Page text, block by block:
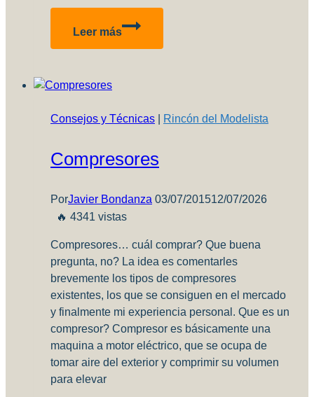
Compartir
Leer más
Compramos
Parte
(Ultima)
Consejos y Técnicas Rincón del Modelista
Compresores
PorJavier Bondanza 03/07/201512/07/2026
🔥 4341 vistas
Compresores… cuál comprar? Que buena
pregunta, no? La idea es comentarles
brevemente los tipos de compresores
existentes, los que se consiguen en el mercado
y finalmente mi experiencia personal. Que es un
compresor? Compresor es básicamente una
maquina a motor eléctrico, que se ocupa de
tomar aire del exterior y comprimir su volumen
para elevar